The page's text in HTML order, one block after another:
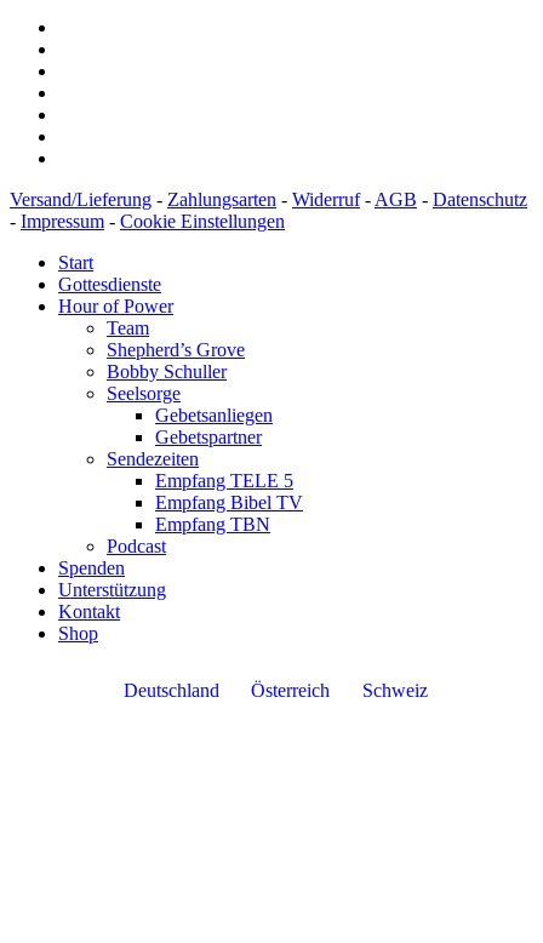
Versand/Lieferung - Zahlungsarten - Widerruf- AGB - Datenschutz
- Impressum - Cookie Einstellungen
Start
Gottesdienste
Hour of Power
Team
Shepherd’s Grove
Bobby Schuller
Seelsorge
Gebetsanliegen
Gebetspartner
Sendezeiten
Empfang TELE 5
Empfang Bibel TV
Empfang TBN
Podcast
Spenden
Unterstützung
Kontakt
Shop
Deutschland Österreich Schweiz